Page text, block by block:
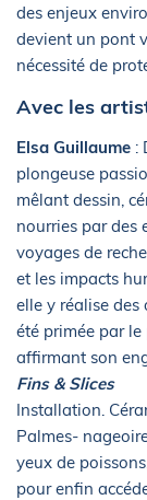
des enjeux
devient un pont
nécessité de
Avec les
Elsa Guillaume :
plongeuse
mêlant dessin,
nourries par des
voyages de
et les impacts
elle y réalise
été primée par le
affirmant son
Fins & Slices
Installation.
Palmes-
yeux de
pour enfin